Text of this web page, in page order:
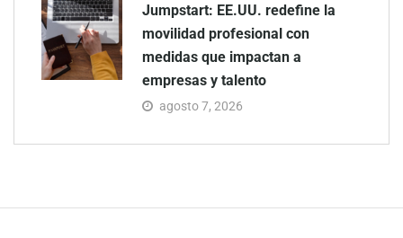
Jumpstart: EE.UU. redefine la
movilidad profesional con
medidas que impactan a
empresas y talento
agosto 7, 2026